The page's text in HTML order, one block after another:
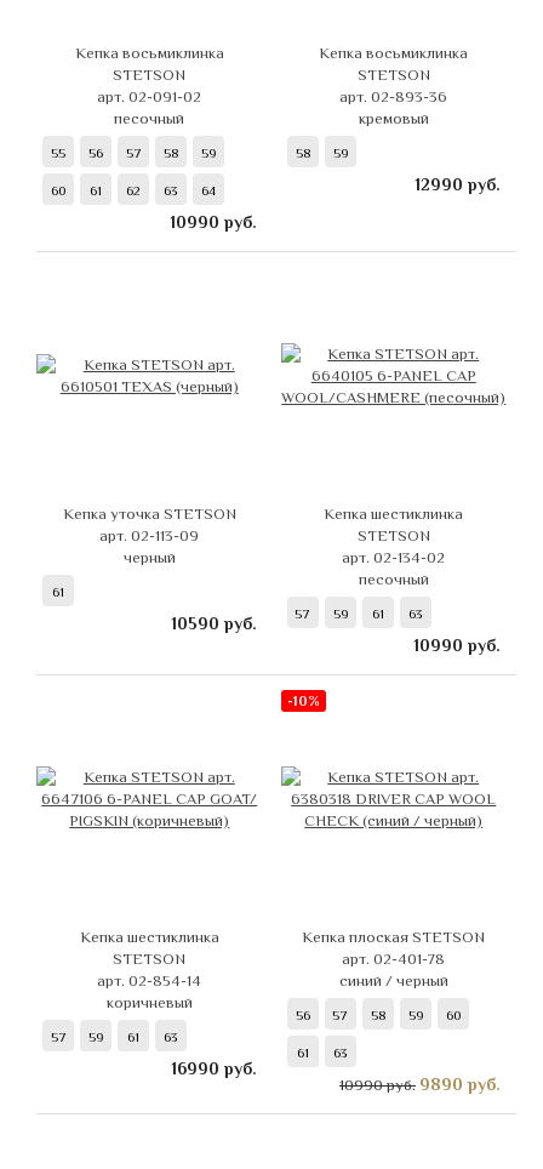
Кепка восьмиклинка
STETSON
арт. 02-091-02
песочный
55 56 57 58 59
60 61 62 63 64
10990 руб.
Кепка восьмиклинка
STETSON
арт. 02-893-36
кремовый
58 59
12990 руб.
Кепка уточка STETSON
арт. 02-113-09
черный
61
10590 руб.
Кепка шестиклинка
STETSON
арт. 02-134-02
песочный
57 59 61 63
10990 руб.
Кепка шестиклинка
STETSON
арт. 02-854-14
коричневый
57 59 61 63
16990 руб.
-10%
Кепка плоская STETSON
арт. 02-401-78
синий / черный
56 57 58 59 60
61 63
10990 руб. 9890 руб.